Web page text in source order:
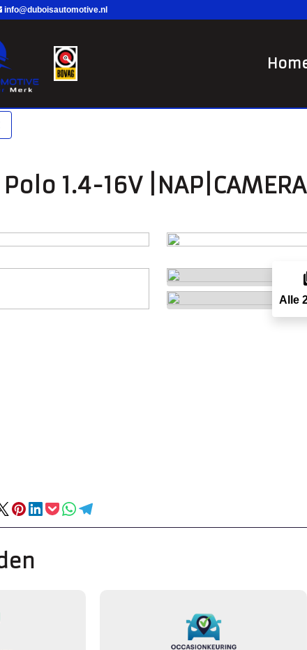
info@duboisautomotive.nl
1.4-16V
Alle